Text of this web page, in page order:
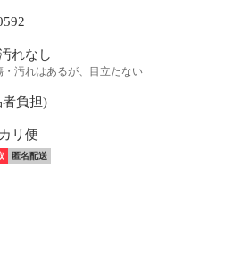
れなし
・汚れはあるが、目立たない
負担)
リ便
匿名配送